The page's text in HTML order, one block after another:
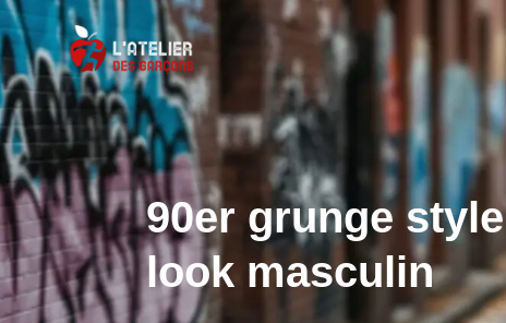
90er grunge
look masculin